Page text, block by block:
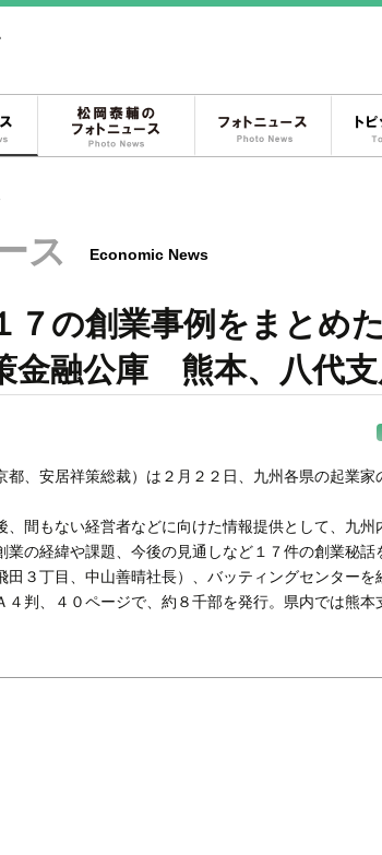
経済ニュース
ス Economic News
７の創業事例をまとめ
金融公庫 熊本、八代支
都、安居祥策総裁）は２月２２日、九州各県の起業
、間もない経営者などに向けた情報提供として、九
業の経緯や課題、今後の見通しなど１７件の創業秘
田３丁目、中山善晴社長）、バッティングセンター
４判、４０ページで、約８千部を発行。県内では熊本